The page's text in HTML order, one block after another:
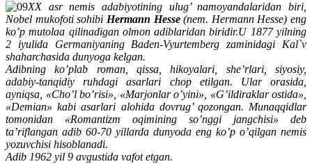
XX asr nemis adabiyotining ulug’ namoyandalaridan biri,
Nobel mukofoti sohibi Hermann Hesse(nem. Hermann Hesse) eng
ko’p mutolaa qilinadigan olmon adiblaridan biridir.U 1877 yilning
2 iyulida Germaniyaning Baden-Vyurtemberg zaminidagi Kal`v
shaharchasida dunyoga kelgan.
Adibning ko’plab roman, qissa, hikoyalari, she’rlari, siyosiy,
adabiy-tanqidiy ruhdagi asarlari chop etilgan. Ular orasida,
ayniqsa, «Cho’l bo’risi», «Marjonlar o’yini», «G’ildiraklar ostida»,
«Demian» kabi asarlari alohida dovrug’ qozongan. Munaqqidlar
tomonidan «Romantizm oqimining so’nggi jangchisi» deb
ta’riflangan adib 60-70 yillarda dunyoda eng ko’p o’qilgan nemis
yozuvchisi hisoblanadi.
Adib 1962 yil 9 avgustida vafot etgan.